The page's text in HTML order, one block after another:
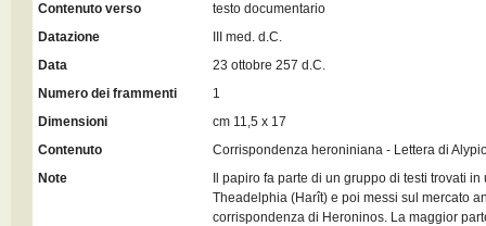
Contenuto verso
testo documentario
Datazione
III med. d.C.
Data
23 ottobre 257 d.C.
Numero dei frammenti
1
Dimensioni
cm 11,5 x 17
Contenuto
Corrispondenza heroniniana - Lettera di
Note
Il papiro fa parte di un gruppo di testi trovati
Theadelphia (Harît) e poi messi sul mercato
corrispondenza di Heroninos. La maggior